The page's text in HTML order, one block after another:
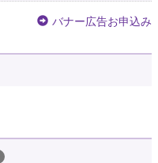
バナー広告お申込み